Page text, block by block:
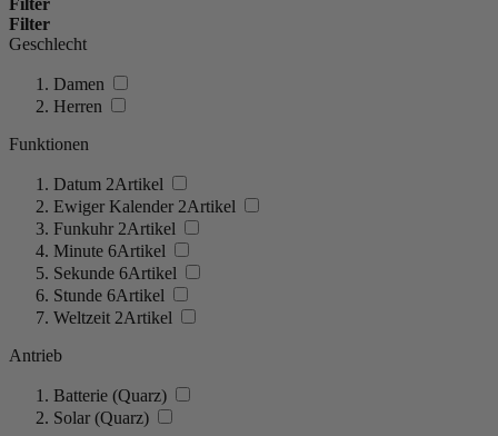
Filter
Geschlecht
Damen
Herren
Funktionen
Datum 2Artikel
Ewiger Kalender 2Artikel
Funkuhr 2Artikel
Minute 6Artikel
Sekunde 6Artikel
Stunde 6Artikel
Weltzeit 2Artikel
Antrieb
Batterie (Quarz)
Solar (Quarz)